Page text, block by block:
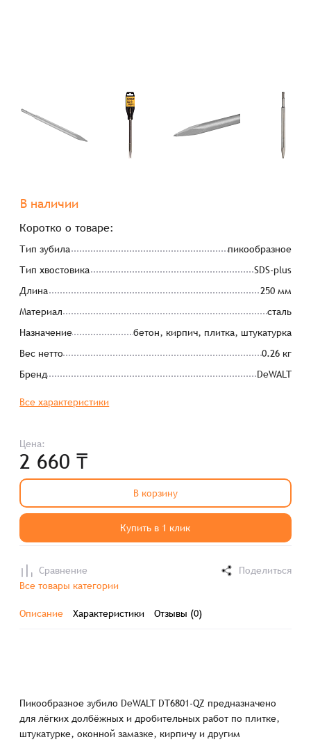
В наличии
Коротко о товаре:
Тип зубила
пикообразное
Тип хвостовика
SDS-plus
Длина
250 мм
Материал
сталь
Назначение
бетон, кирпич, плитка, штукатурка
Вес нетто
0.26 кг
Бренд
DeWALT
Все характеристики
Цена:
2 660 ₸
В корзину
Купить в 1 клик
Сравнение
Поделиться
Все товары категории
Описание Характеристики Отзывы (0)
Пикообразное зубило DeWALT DT6801-QZ предназначено
для лёгких долбёжных и дробительных работ по плитке,
штукатурке, оконной замазке, кирпичу и другим